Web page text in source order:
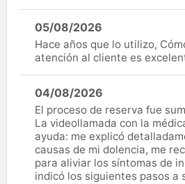
05/08/2026
Hace años que lo utilizo,
atención al cliente es
04/08/2026
El proceso de reserva fue
La videollamada con la
ayuda: me explicó
causas de mi dolencia, me
para aliviar los síntomas de
indicó los siguientes pasos a